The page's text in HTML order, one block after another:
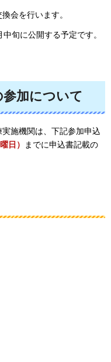
会を行います。
旬に公開する予定です。
加について
施機関は、下記参加申込
日）
までに申込書記載の